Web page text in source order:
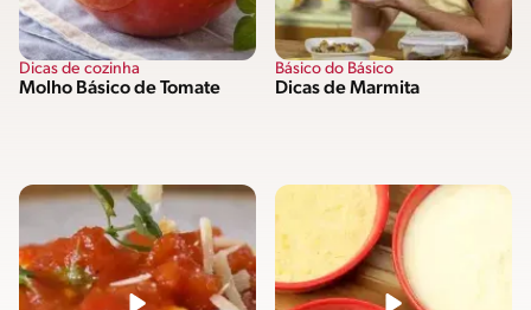
Dicas de cozinha
Molho Básico de Tomate
Básico do Básico
Dicas de Marmita